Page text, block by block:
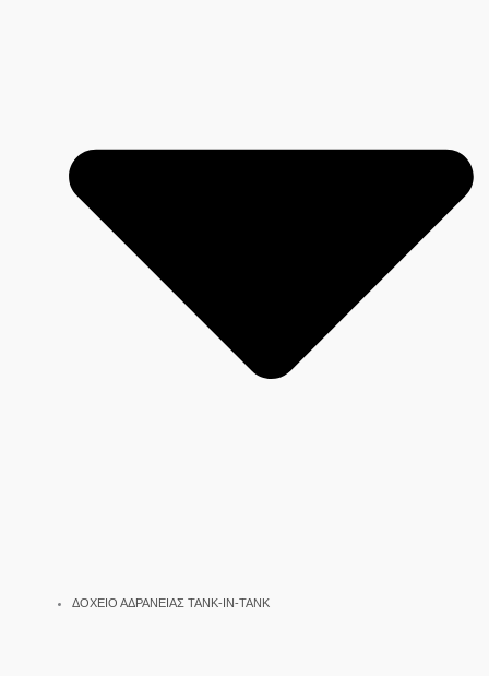
ΔΟΧΕΙΟ ΑΔΡΑΝΕΙΑΣ TANK-IN-TANK